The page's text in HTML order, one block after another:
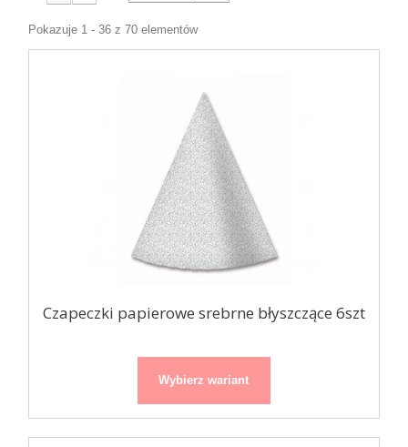
Pokazuje 1 - 36 z 70 elementów
Czapeczki papierowe srebrne błyszczące 6szt
Wybierz wariant